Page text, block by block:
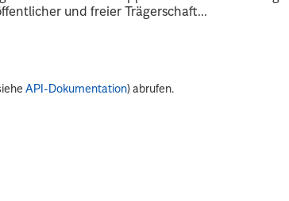
und freier Trägerschaft...
API-Dokumentation) abrufen.